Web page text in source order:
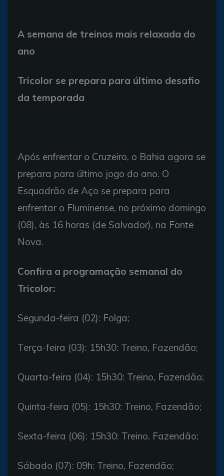
A semana de treinos mais relaxada do
ano
Tricolor se prepara para último desafio
da temporada
Após enfrentar o Cruzeiro, o Bahia agora se
prepara para último jogo do ano. O
Esquadrão de Aço se prepara para
enfrentar o Fluminense, no próximo domingo
(08), às 16 horas (de Salvador), na Fonte
Nova.
Confira a programação semanal do
Tricolor:
Segunda-feira (02): Folga;
Terça-feira (03): 15h30: Treino, Fazendão;
Quarta-feira (04): 15h30: Treino, Fazendão;
Quinta-feira (05): 15h30: Treino, Fazendão;
Sexta-feira (06): 15h30: Treino, Fazendão;
Sábado (07): 09h: Treino, Fazendão;